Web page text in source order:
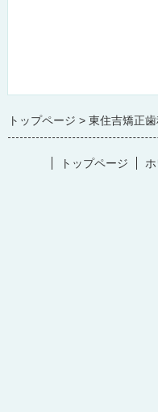
トップページ 東住吉矯正
トップページ